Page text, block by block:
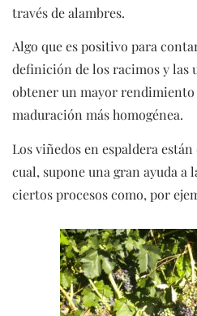
través de alambres.
Algo que es positivo para
definición de los racimos y las
obtener un mayor rendimiento
maduración más homogénea.
Los viñedos en espaldera
cual, supone una gran ayuda a
ciertos procesos como, por